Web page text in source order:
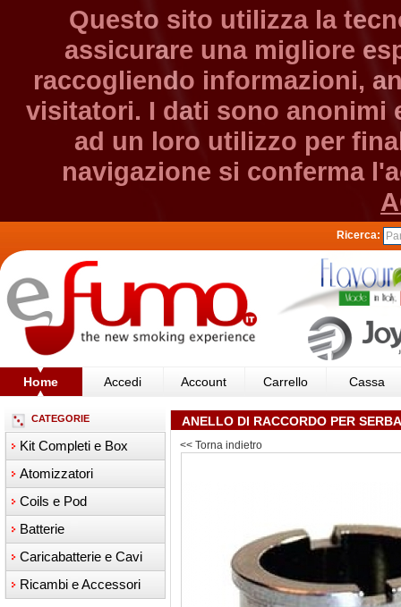
Questo sito utilizza la
assicurare una migliore
raccogliendo informazioni,
visitatori. I dati sono anonimi
ad un loro utilizzo per
navigazione si conferma
Ricerca:
Home Accedi Account Carrello Cassa
CATEGORIE
Kit Completi e Box
Atomizzatori
Coils e Pod
Batterie
Caricabatterie e Cavi
Ricambi e Accessori
ANELLO DI RACCORDO PER
<< Torna indietro